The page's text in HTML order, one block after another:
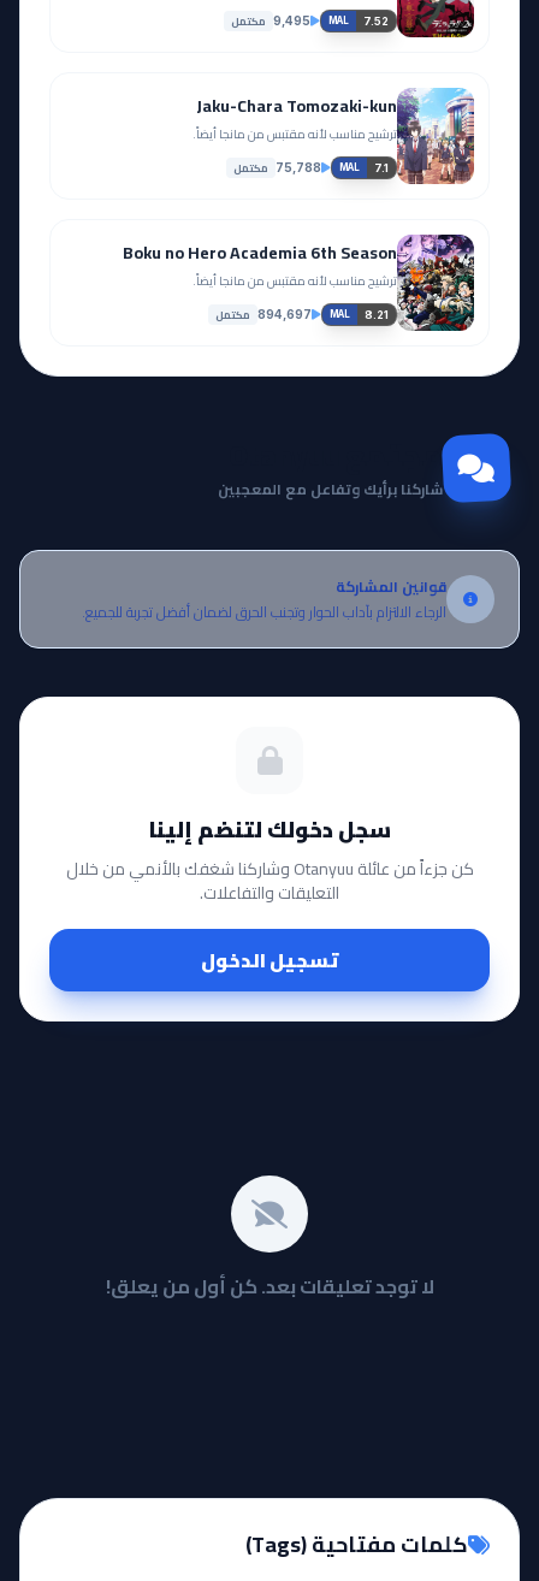
MAL 7.52
9,495 مكتمل
Jaku-Chara Tomozaki-kun
ترشيح مناسب لأنه مقتبس من مانجا أيضاً.
MAL 7.1
75,788 مكتمل
Boku no Hero Academia 6th Season
ترشيح مناسب لأنه مقتبس من مانجا أيضاً.
MAL 8.21
894,697 مكتمل
مجتمع Otanyuu
شاركنا برأيك وتفاعل مع المعجبين
قوانين المشاركة
الرجاء الالتزام بآداب الحوار وتجنب الحرق لضمان أفضل تجربة للجميع.
سجل دخولك لتنضم إلينا
كن جزءاً من عائلة Otanyuu وشاركنا شغفك بالأنمي من خلال
التعليقات والتفاعلات.
تسجيل الدخول
لا توجد تعليقات بعد. كن أول من يعلق!
كلمات مفتاحية (Tags)